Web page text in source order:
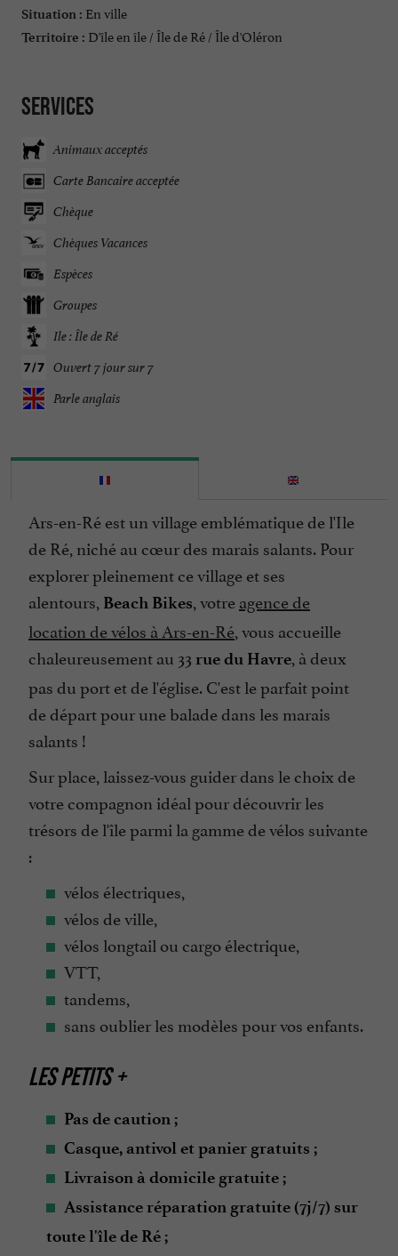
Situation : En ville
Territoire : D'île en île / Île de Ré / Île d'Oléron
Services
Animaux acceptés
Carte Bancaire acceptée
Chèque
Chèques Vacances
Espèces
Groupes
Ile : Île de Ré
Ouvert 7 jour sur 7
Parle anglais
Ars-en-Ré est un village emblématique de l'Ile
de Ré, niché au cœur des marais salants. Pour
explorer pleinement ce village et ses
alentours, Beach Bikes, votreagence de
location de vélos à Ars-en-Ré, vous accueille
chaleureusement au 33 rue du Havre, à deux
pas du port et de l'église. C'est le parfait point
de départ pour une balade dans les marais
salants !
Sur place, laissez-vous guider dans le choix de
votre compagnon idéal pour découvrir les
trésors de l'île parmi la gamme de vélos suivante
:
vélos électriques,
vélos de ville,
vélos longtail ou cargo électrique,
VTT,
tandems,
sans oublier les modèles pour vos enfants.
LES PETITS +
Pas de caution ;
Casque, antivol et panier gratuits ;
Livraison à domicile gratuite ;
Assistance réparation gratuite (7j/7) sur
toute l'île de Ré ;